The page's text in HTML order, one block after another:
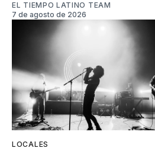
EL TIEMPO LATINO TEAM
7 de agosto de 2026
LOCALES